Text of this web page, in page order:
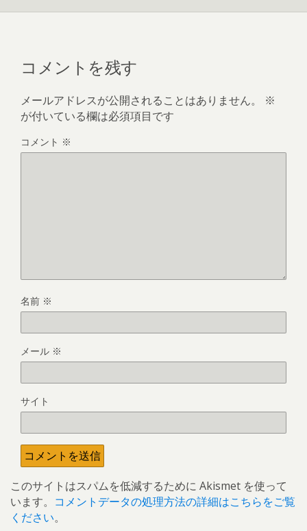
コメントを残す
メールアドレスが公開されることはありません。
※
が付いている欄は必須項目です
コメント ※
名前 ※
メール ※
サイト
このサイトはスパムを低減するために Akismet を使って
います。 コメントデータの処理方法の詳細はこちらをご覧
ください。